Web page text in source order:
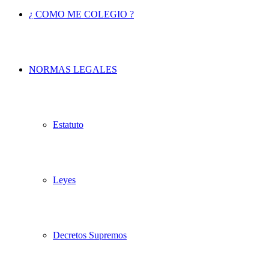
¿ COMO ME COLEGIO ?
NORMAS LEGALES
Estatuto
Leyes
Decretos Supremos